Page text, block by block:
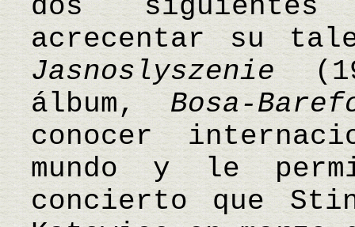
dos
acrecentar su
Jasnoslyszenie
álbum,Bosa-
conocer
mundo y le
concierto que